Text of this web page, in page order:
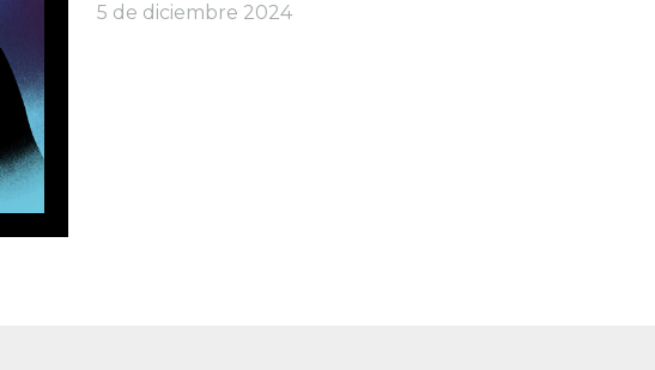
5 de diciembre 2024